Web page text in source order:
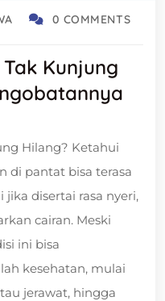
0 COMMENTS
Kunjung
Hilang? Ketahui
di pantat bisa terasa
disertai rasa nyeri,
cairan. Meski
ini bisa
kesehatan, mulai
jerawat, hingga